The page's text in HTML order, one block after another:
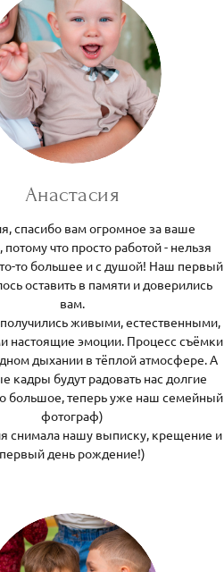
Анастасия
спасибо вам огромное за ваше
потому что просто работой - нельзя
то большее и с душой! Наш первый
оставить в памяти и доверились
вам.
живыми, естественными,
настоящие эмоции. Процесс съёмки
дыхании в тёплой атмосфере. А
кадры будут радовать нас долгие
большое, теперь уже наш семейный
фотограф)
снимала нашу выписку, крещение и
первый день рождение!)